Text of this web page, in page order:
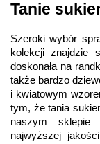
Tanie
Szeroki wybór
kolekcji znajdzie
doskonała na
także bardzo
i kwiatowym
tym, że tania
naszym sklepie
najwyższej